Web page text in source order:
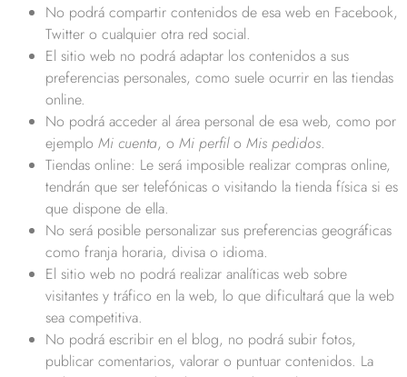
No podrá compartir contenidos de esa web en Facebook,
Twitter o cualquier otra red social.
El sitio web no podrá adaptar los contenidos a sus
preferencias personales, como suele ocurrir en las tiendas
online.
No podrá acceder al área personal de esa web, como por
ejemplo Mi cuenta, o Mi perfilo Mis pedidos.
Tiendas online: Le será imposible realizar compras online,
tendrán que ser telefónicas o visitando la tienda física si es
que dispone de ella.
No será posible personalizar sus preferencias geográficas
como franja horaria, divisa o idioma.
El sitio web no podrá realizar analíticas web sobre
visitantes y tráfico en la web, lo que dificultará que la web
sea competitiva.
No podrá escribir en el blog, no podrá subir fotos,
publicar comentarios, valorar o puntuar contenidos. La